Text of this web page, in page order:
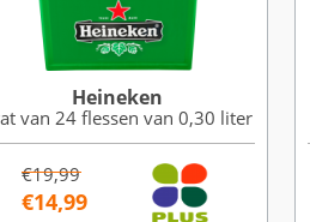
Heineken
van 24 flessen van 0,30 liter
€19,99
€14,99